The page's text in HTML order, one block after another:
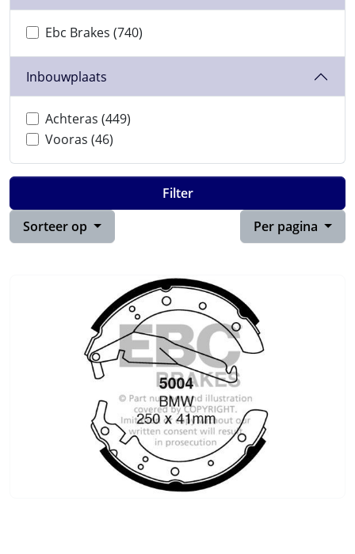
Ebc Brakes (740)
Inbouwplaats
Achteras (449)
Vooras (46)
Filter
Sorteer op
Per pagina